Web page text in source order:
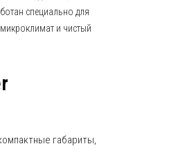
специально для
и чистый
габариты,